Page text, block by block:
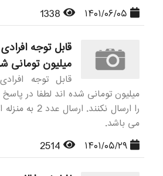
میلیون تومانی
را ارسال نکنند.
می باشد.